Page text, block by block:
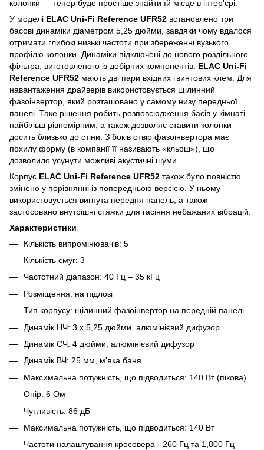
колонки — тепер буде простіше знайти їй місце в інтер'єрі.
У моделі ELAC Uni-Fi Reference UFR52 встановлено три
басові динаміки діаметром 5,25 дюйми, завдяки чому вдалося
отримати глибокі низькі частоти при збереженні вузького
профілю колонки. Динаміки підключені до нового роздільного
фільтра, виготовленого із добірних компонентів. ELAC Uni-Fi
Reference UFR52 мають дві пари вхідних гвинтових клем. Для
навантаження драйверів використовується щілинний
фазоінвертор, який розташовано у самому низу передньої
панелі. Таке рішення робить розповсюдження басів у кімнаті
найбільш рівномірним, а також дозволяє ставити колонки
досить близько до стіни. З боків отвір фазоінвертора має
похилу форму (в компанії її називають «кльош»), що
дозволило усунути можливі акустичні шуми.
Корпус ELAC Uni-Fi Reference UFR52 також було повністю
змінено у порівнянні із попередньою версією. У ньому
використовується вигнута передня панель, а також
застосовано внутрішні стяжки для гасіння небажаних вібрацій.
Характеристики
Кількість випромінювачів: 5
Кількість смуг: 3
Частотний діапазон: 40 Гц – 35 кГц
Розміщення: на підлозі
Тип корпусу: щілинний фазоінвертор на передній панелі
Динамік НЧ: 3 х 5,25 дюйми, алюмінієвий дифузор
Динамік СЧ: 4 дюйми, алюмінієвий дифузор
Динамік ВЧ: 25 мм, м'яка баня.
Максимальна потужність, що підводиться: 140 Вт (пікова)
Опір: 6 Ом
Чутливість: 86 дБ
Максимальна потужність, що підводиться: 140 Вт
Частоти налаштування кросовера - 260 Гц та 1,800 Гц